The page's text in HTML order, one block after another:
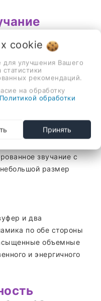
звучание,
стереозвучания,
службы аккумулятора
премии Red Dot
звучание с
размер
и два
по обе стороны
объемные
и энергичного
cookie
для улучшения Вашего
рекомендаций.
на обработку
Политикой обработки
Принять